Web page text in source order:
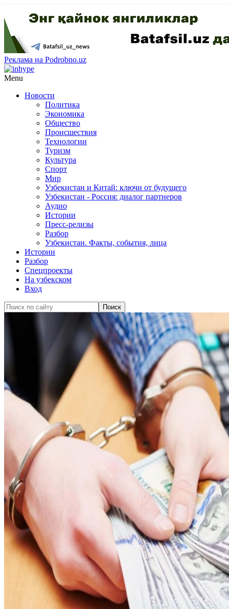
Реклама на Podrobno.uz
Menu
Новости
Политика
Экономика
Общество
Происшествия
Технологии
Туризм
Культура
Спорт
Мир
Узбекистан и Китай: ключи от будущего
Узбекистан - Россия: диалог партнеров
Аудио
Истории
Пресс-релизы
Разбор
Узбекистан. Факты, события, лица
Истории
Разбор
Спецпроекты
На узбекском
Вход